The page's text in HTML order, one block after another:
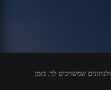
מפרסמים של משחקים שאתה מפעיל מקבלים גישה לפרטי הפרופיל שלך ב- Xbox ולנתונים שמשויכים לך, בזמן